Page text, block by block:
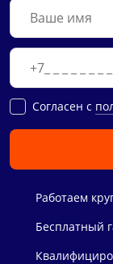
Cогласен с
Работаем
Бесплатный